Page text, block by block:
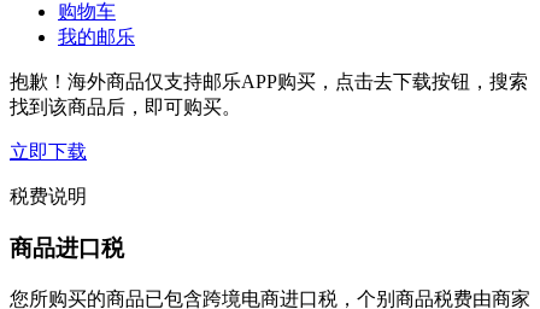
购物车
我的邮乐
抱歉！海外商品仅支持邮乐APP购买，点击去下载按钮，搜索
找到该商品后，即可购买。
立即下载
税费说明
商品进口税
您所购买的商品已包含跨境电商进口税，个别商品税费由商家